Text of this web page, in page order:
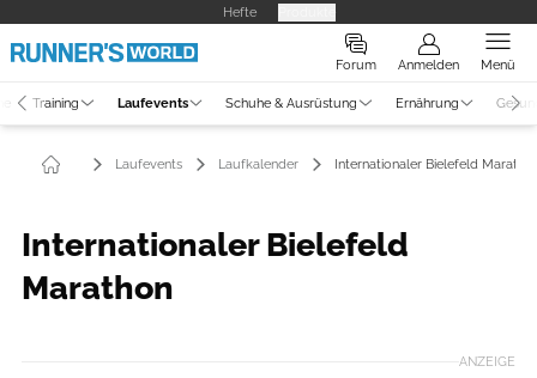
Hefte
Forum Anmelden Menü
Training Laufevents Schuhe & Ausrüstung Ernährung
Laufevents Laufkalender Internationaler Bielefeld
Internationaler Bielefeld
Marathon
ANZEIGE